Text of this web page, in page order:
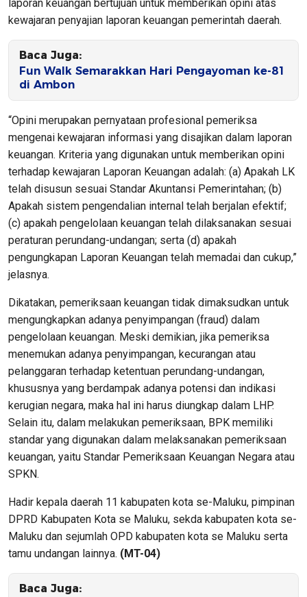
laporan keuangan bertujuan untuk memberikan opini atas
kewajaran penyajian laporan keuangan pemerintah daerah.
Baca Juga:
Fun Walk Semarakkan Hari Pengayoman ke-81
di Ambon
“Opini merupakan pernyataan profesional pemeriksa
mengenai kewajaran informasi yang disajikan dalam laporan
keuangan. Kriteria yang digunakan untuk memberikan opini
terhadap kewajaran Laporan Keuangan adalah: (a) Apakah LK
telah disusun sesuai Standar Akuntansi Pemerintahan; (b)
Apakah sistem pengendalian internal telah berjalan efektif;
(c) apakah pengelolaan keuangan telah dilaksanakan sesuai
peraturan perundang-undangan; serta (d) apakah
pengungkapan Laporan Keuangan telah memadai dan cukup,”
jelasnya.
Dikatakan, pemeriksaan keuangan tidak dimaksudkan untuk
mengungkapkan adanya penyimpangan (fraud) dalam
pengelolaan keuangan. Meski demikian, jika pemeriksa
menemukan adanya penyimpangan, kecurangan atau
pelanggaran terhadap ketentuan perundang-undangan,
khususnya yang berdampak adanya potensi dan indikasi
kerugian negara, maka hal ini harus diungkap dalam LHP.
Selain itu, dalam melakukan pemeriksaan, BPK memiliki
standar yang digunakan dalam melaksanakan pemeriksaan
keuangan, yaitu Standar Pemeriksaan Keuangan Negara atau
SPKN.
Hadir kepala daerah 11 kabupaten kota se-Maluku, pimpinan
DPRD Kabupaten Kota se Maluku, sekda kabupaten kota se-
Maluku dan sejumlah OPD kabupaten kota se Maluku serta
tamu undangan lainnya. (MT-04)
Baca Juga: